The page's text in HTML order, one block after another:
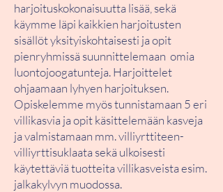
harjoituskokonaisuutta lisää, sekä
käymme läpi kaikkien harjoitusten
sisällöt yksityiskohtaisesti ja opit
pienryhmissä suunnittelemaan omia
luontojoogatunteja. Harjoittelet
ohjaamaan lyhyen harjoituksen.
Opiskelemme myös tunnistamaan 5 eri
villikasvia ja opit käsittelemään kasveja
ja valmistamaan mm. villiyrttiteen-
villiyrttisuklaata sekä ulkoisesti
käytettäviä tuotteita villikasveista esim.
jalkakylvyn muodossa.